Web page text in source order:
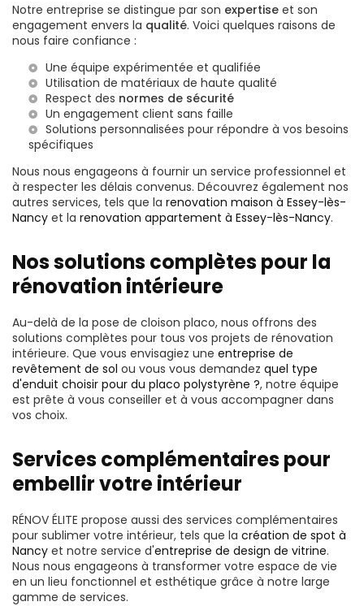
Notre entreprise se distingue par son expertise et son
engagement envers la qualité. Voici quelques raisons de
nous faire confiance :
Une équipe expérimentée et qualifiée
Utilisation de matériaux de haute qualité
Respect des normes de sécurité
Un engagement client sans faille
Solutions personnalisées pour répondre à vos besoins
spécifiques
Nous nous engageons à fournir un service professionnel et
à respecter les délais convenus. Découvrez également nos
autres services, tels que la renovation maison à Essey-lès-
Nancy et la renovation appartement à Essey-lès-Nancy.
Nos solutions complètes pour la
rénovation intérieure
Au-delà de la pose de cloison placo, nous offrons des
solutions complètes pour tous vos projets de rénovation
intérieure. Que vous envisagiez une entreprise de
revêtement de sol ou vous vous demandez quel type
d'enduit choisir pour du placo polystyrène ?, notre équipe
est prête à vous conseiller et à vous accompagner dans
vos choix.
Services complémentaires pour
embellir votre intérieur
RÉNOV ÉLITE propose aussi des services complémentaires
pour sublimer votre intérieur, tels que la création de spot à
Nancy et notre service d'entreprise de design de vitrine.
Nous nous engageons à transformer votre espace de vie
en un lieu fonctionnel et esthétique grâce à notre large
gamme de services.